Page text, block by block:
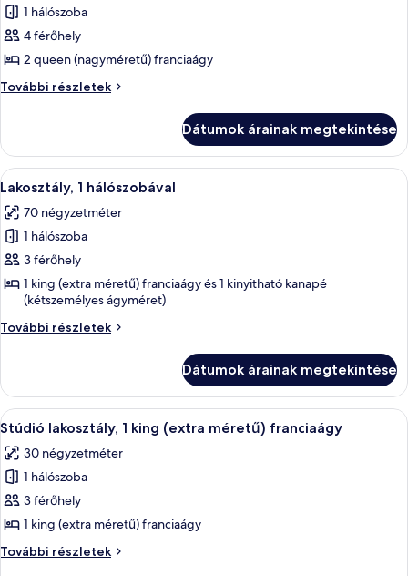
megtekintése:
Deluxe
szoba,
2
queen
franciaágy,
kilátással
a
városra
1 hálószoba
4 férőhely
2 queen (nagyméretű) franciaágy
További részletek
Deluxe
(nagyméretű)
franciaágy,
kilátással
városra
további
Dátumok árainak megtekintése
A
következő
szoba
összes
képének
megtekintése:
Lakosztály,
1
Egy szállodai szoba, amelyben egy
7
Lakosztály, 1 hálószobával
70 négyzetméter
1 hálószoba
3 férőhely
1 king (extra méretű) franciaágy és 1 kinyitható kanapé
(kétszemélyes ágyméret)
További részletek
Lakosztály,
részletei
Dátumok árainak megtekintése
A
következő
szoba
összes
képének
megtekintése:
Stúdió
lakosztály,
Egy modern szállodai szoba,
5
Stúdió lakosztály, 1 king (extra méretű) franciaágy
30 négyzetméter
1 hálószoba
3 férőhely
1 king (extra méretű) franciaágy
További részletek
Stúdió